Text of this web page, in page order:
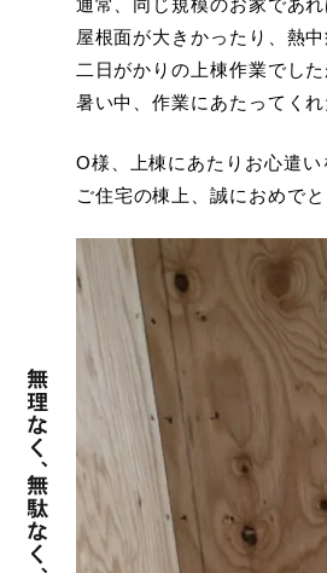
通常、同じ規模のお家であ
屋根面が大きかったり、熱
二日がかりの上棟作業でし
暑い中、作業にあたってく
O様、上棟にあたりお心遣い
ご住宅の棟上、誠におめでと